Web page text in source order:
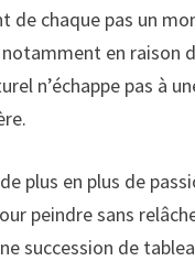
de chaque pas un
en raison
n’échappe pas
plus en plus de
peindre sans
succession de